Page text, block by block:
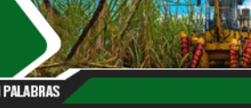
Radio Florida de
Cuba
Noticias y Actualidades de Florida, Camagüey,